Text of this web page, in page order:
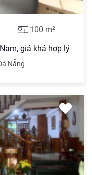
100 m²
giá khá hợp lý
Nẵng